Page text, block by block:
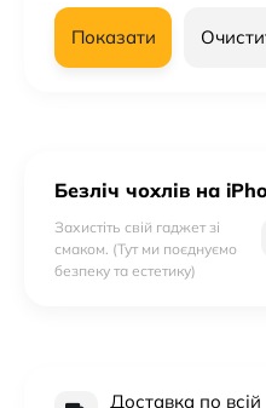
Показати
Безліч чохлів на
Захистіть свій гаджет зі
смаком. (Тут ми поєднуємо
безпеку та естетику)
Доставка по всій